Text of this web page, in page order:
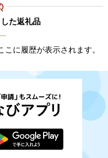
た返礼品
に履歴が表示されます。